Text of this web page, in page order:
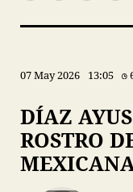
07 May 2026 13:05
DÍAZ
ROSTRO